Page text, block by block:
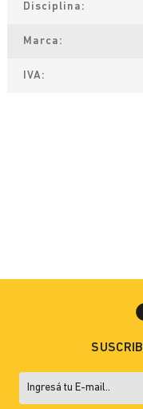
Disciplina
Marca
IVA